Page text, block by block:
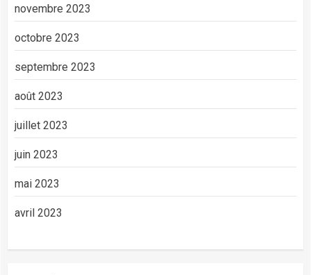
novembre 2023
octobre 2023
septembre 2023
août 2023
juillet 2023
juin 2023
mai 2023
avril 2023